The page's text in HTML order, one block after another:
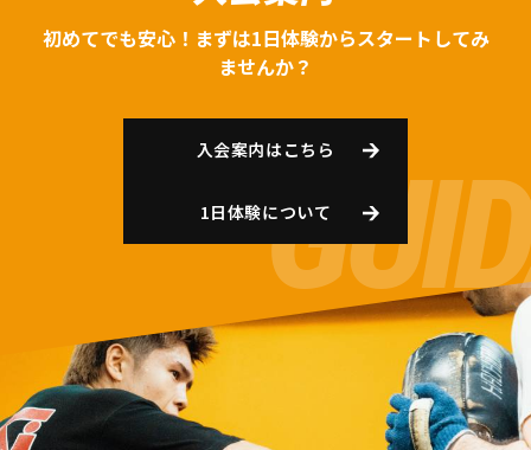
初めてでも安心！まずは1日体験からスタートしてみ
ませんか？
入会案内はこちら
1日体験について